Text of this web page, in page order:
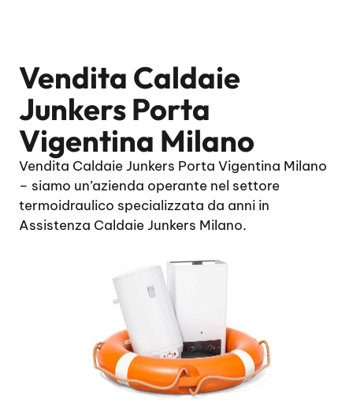
Vendita Caldaie
Junkers Porta
Vigentina Milano
Vendita Caldaie Junkers Porta Vigentina Milano
– siamo un’azienda operante nel settore
termoidraulico specializzata da anni in
Assistenza Caldaie Junkers Milano.